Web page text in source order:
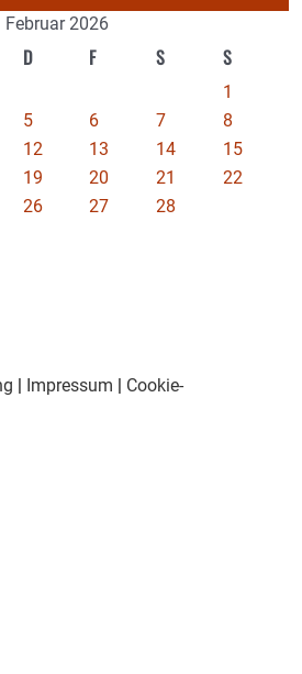
Februar 2026
D F S S
1
5 6 7
8
12 13 14
15
19 20 21
22
26 27
28
| Impressum | Cookie-